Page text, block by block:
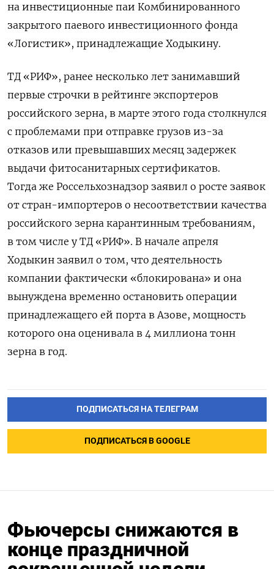
на инвестиционные паи Комбинированного
закрытого паевого инвестиционного фонда
«Логистик», принадлежащие Ходыкину.
ТД «РИФ», ранее несколько лет занимавший
первые строчки в рейтинге экспортеров
российского зерна, в марте этого года столкнулся
с проблемами при отправке грузов из-за
отказов или превышавших месяц задержек
выдачи фитосанитарных сертификатов.
Тогда же Россельхознадзор заявил о росте заявок
от стран-импортеров о несоответствии качества
российского зерна карантинным требованиям,
в том числе у ТД «РИФ». В начале апреля
Ходыкин заявил о том, что деятельность
компании фактически «блокирована» и она
вынуждена временно остановить операции
принадлежащего ей порта в Азове, мощность
которого она оценивала в 4 миллиона тонн
зерна в год.
ПОДПИСАТЬСЯ НА ТЕЛЕГРАМ
ПОДПИСАТЬСЯ В GOOGLE
Фьючерсы снижаются в
конце праздничной